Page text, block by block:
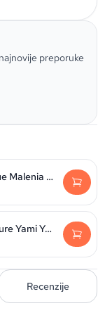
preporuke
Elden Ring Q Collection PVC Statue Malenia Blade of Miquella 15 cm
Yu-Gi-Oh! S.H.Figuarts Action Figure Yami Yugi 16 cm
Recenzije